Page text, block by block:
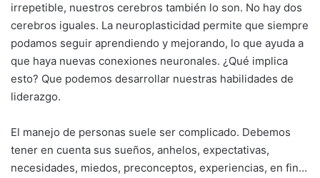
irrepetible, nuestros cerebros también lo son. No hay dos
cerebros iguales. La neuroplasticidad permite que siempre
podamos seguir aprendiendo y mejorando, lo que ayuda a
que haya nuevas conexiones neuronales. ¿Qué implica
esto? Que podemos desarrollar nuestras habilidades de
liderazgo.
El manejo de personas suele ser complicado. Debemos
tener en cuenta sus sueños, anhelos, expectativas,
necesidades, miedos, preconceptos, experiencias, en fin…